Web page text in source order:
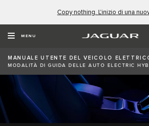
Copy nothing. L'inizio di una
MENU
MANUALE UTENTE DEL VEICOLO
MODALITÀ DI GUIDA DELLE AUTO ELECTRIC